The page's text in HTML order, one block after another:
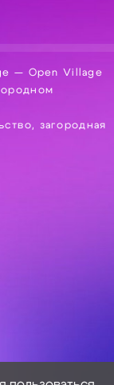
— Open Village
загородная